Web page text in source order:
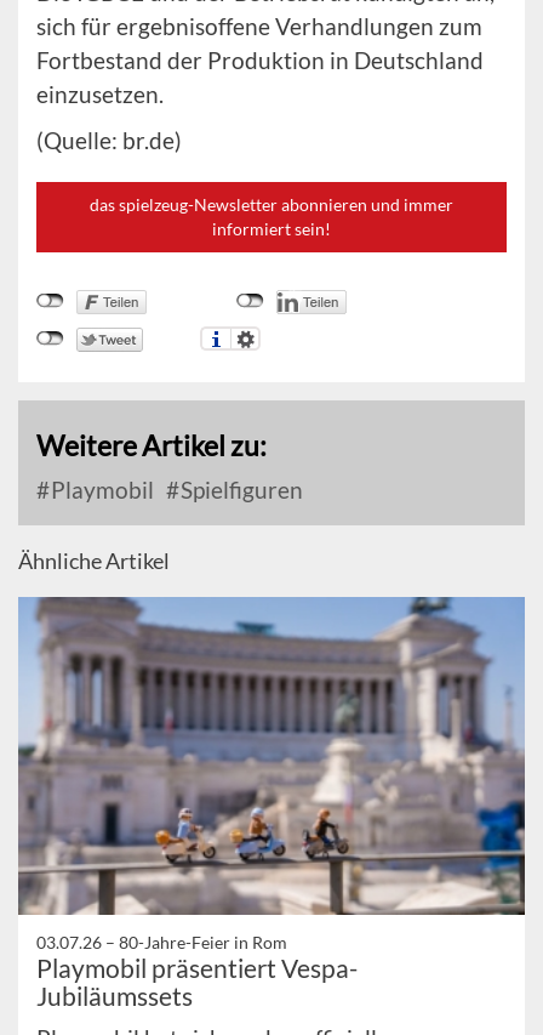
sich für ergebnisoffene Verhandlungen zum
Fortbestand der Produktion in Deutschland
einzusetzen.
(Quelle: br.de)
das spielzeug-Newsletter abonnieren und immer
informiert sein!
Weitere Artikel zu:
Playmobil Spielfiguren
Ähnliche Artikel
03.07.26 – 80-Jahre-Feier in Rom
Playmobil präsentiert Vespa-
Jubiläumssets